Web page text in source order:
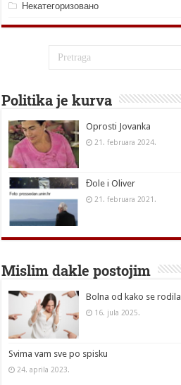
Некатегоризовано
Politika je kurva
Oprosti Jovanka
21. februara 2024.
Đole i Oliver
21. februara 2021.
Mislim dakle postojim
Bolna od kako se rodila
16. jula 2025.
Svima vam sve po spisku
24. aprila 2023.